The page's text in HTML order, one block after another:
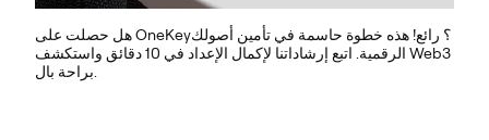
هل حصلت على OneKey؟ رائع! هذه خطوة حاسمة في تأمين أصولك
الرقمية. اتبع إرشاداتنا لإكمال الإعداد في 10 دقائق واستكشف Web3